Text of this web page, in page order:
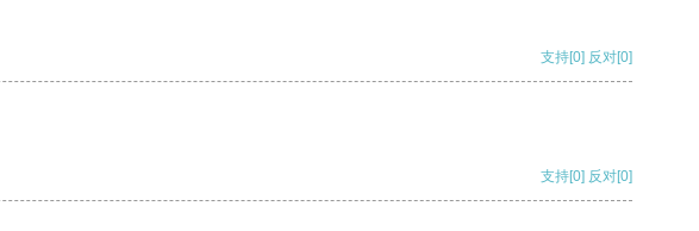
支持[0] 反对[0]
支持[0] 反对[0]